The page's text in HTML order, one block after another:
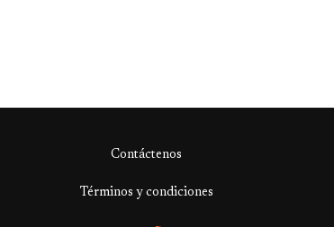
Contáctenos
Términos y condiciones